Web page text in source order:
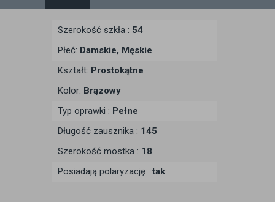
Szerokość szkła : 54
Płeć: Damskie, Męskie
Kształt: Prostokątne
Kolor: Brązowy
Typ oprawki : Pełne
Długość zausznika : 145
Szerokość mostka : 18
Posiadają polaryzację : tak